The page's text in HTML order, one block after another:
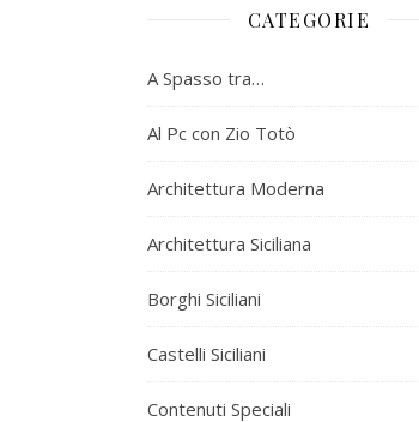
CATEGORIE
A Spasso tra…
Al Pc con Zio Totò
Architettura Moderna
Architettura Siciliana
Borghi Siciliani
Castelli Siciliani
Contenuti Speciali